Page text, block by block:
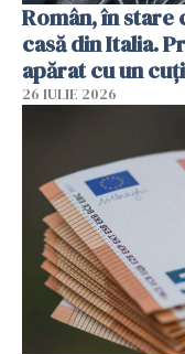
Român, în
casă din Italia.
apărat cu un
26 IULIE 2026